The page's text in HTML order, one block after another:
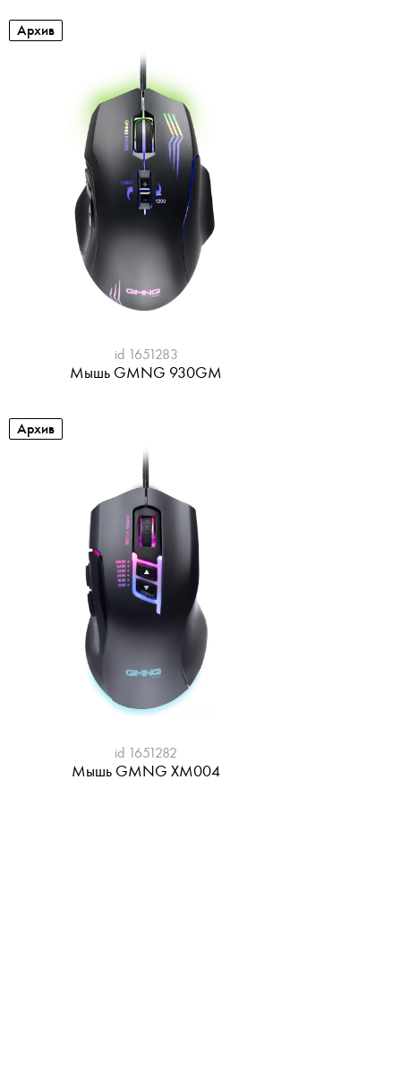
Архив
id 1651283
Мышь GMNG 930GM
Архив
id 1651282
Мышь GMNG XM004